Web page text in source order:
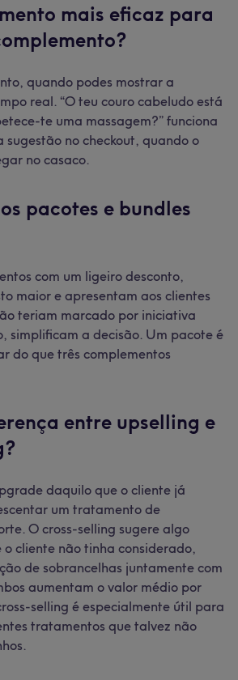
mais eficaz para
quando podes mostrar a
real. “O teu couro cabeludo está
te uma massagem?” funciona
sugestão no checkout, quando o
no casaco.
pacotes e bundles
com um ligeiro desconto,
maior e apresentam aos clientes
teriam marcado por iniciativa
simplificam a decisão. Um pacote é
do que três complementos
entre upselling e
daquilo que o cliente já
um tratamento de
O cross-selling sugere algo
cliente não tinha considerado,
de sobrancelhas juntamente com
aumentam o valor médio por
selling é especialmente útil para
tratamentos que talvez não